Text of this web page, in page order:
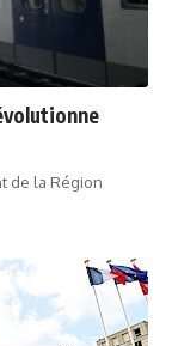
de la Région